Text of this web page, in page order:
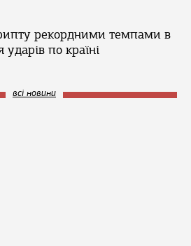
рекордними темпами в
по країні
всі новини